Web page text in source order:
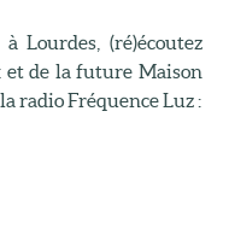
Lourdes, (ré)écoutez
et de la future Maison
radio Fréquence Luz :